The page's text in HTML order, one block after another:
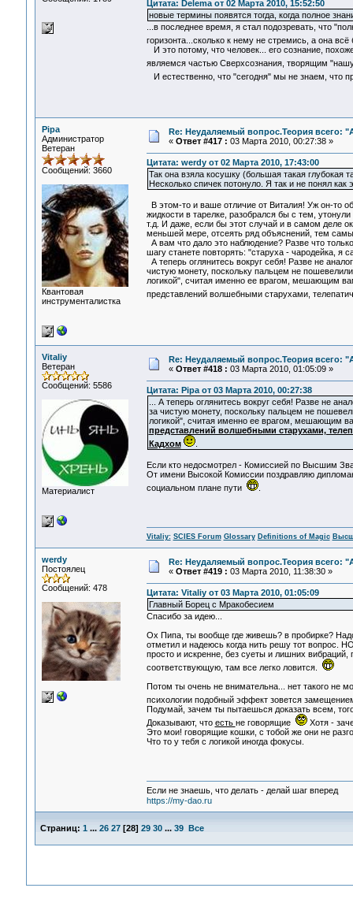
Цитата: Delema от 02 Марта 2010, 15:52:50
новые термины появятся тогда, когда полное
...в последнее время, я стал подозревать, что
горизонта...сколько к нему не стремись, а она
И это потому, что человек... его сознание,
являемся частью Сверхсознания, творящим
И естественно, что "сегодня" мы не знаем, что
Pipa
Администратор
Ветеран
Сообщений: 3660
Квантовая
инструменталистка
Re: Неудаляемый вопрос.Теория всего:
« Ответ #417 : 03 Марта 2010, 00:27:38 »
Цитата: werdy от 02 Марта 2010, 17:43:00
Так она взяла косушку (большая такая глубокая
Несколько спичек потонуло. Я так и не понял как
В этом-то и ваше отличие от Виталия! Уж он-то
жидкости в тарелке, разобрался бы с тем,
т.д. И даже, если бы этот случай и в самом деле
меньшей мере, отсеять ряд объяснений, тем
А вам что дало это наблюдение? Разве что
шагу станете повторять: "старуха - чародейка, я
А теперь оглянитесь вокруг себя! Разве не
чистую монету, поскольку пальцем не
логикой", считая именно ее врагом, мешающим
представлений волшебными старухами,
Vitaliy
Ветеран
Сообщений: 5586
Материалист
Re: Неудаляемый вопрос.Теория всего:
« Ответ #418 : 03 Марта 2010, 01:05:09 »
Цитата: Pipa от 03 Марта 2010, 00:27:38
... А теперь оглянитесь вокруг себя! Разве не
за чистую монету, поскольку пальцем не
логикой", считая именно ее врагом, мешающим
представлений волшебными старухами,
Кадхом
.
Если кто недосмотрел - Комиссией по Высшим
От имени Высокой Комиссии поздравляю
социальном плане пути
.
Vitaliy: SCIES Forum Glossary Definitions of Magic
werdy
Постоялец
Сообщений: 478
Re: Неудаляемый вопрос.Теория всего:
« Ответ #419 : 03 Марта 2010, 11:38:30 »
Цитата: Vitaliy от 03 Марта 2010, 01:05:09
Главный Борец с Мракобесием
Спасибо за идею...
Ох Пипа, ты вообще где живешь? в пробирке?
отметил и надеюсь когда нить решу тот вопрос.
просто и искренне, без суеты и лишних
соответствующую, там все легко ловится.
Потом ты очень не внимательна... нет такого не
психологии подобный эффект зовется
Подумай, зачем ты пытаешься доказать всем,
Доказывают, что есть не говорящие
Хотя -
Это мои! говорящие кошки, с тобой же они не
Что то у тебя с логикой иногда фокусы.
Если не знаешь, что делать - делай шаг вперед
https://my-dao.ru
Страниц: 1 ... 26 27[28] 29 30 ... 39 Все